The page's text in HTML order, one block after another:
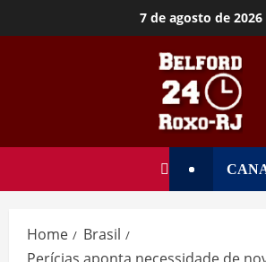
7 de agosto de 2026
Home
Brasil